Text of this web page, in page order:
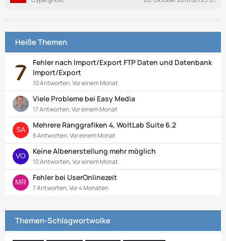
e
Heiße Themen
Fehler nach Import/Export FTP Daten und Datenbank
Import/Export
10 Antworten, Vor einem Monat
Viele Probleme bei Easy Media
17 Antworten, Vor einem Monat
Mehrere Ranggrafiken 4, WoltLab Suite 6.2
6 Antworten, Vor einem Monat
Keine Albenerstellung mehr möglich
10 Antworten, Vor einem Monat
Fehler bei UserOnlinezeit
7 Antworten, Vor 4 Monaten
Themen-Schlagwortwolke